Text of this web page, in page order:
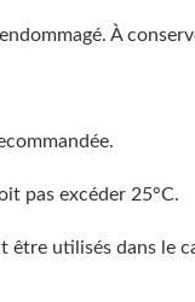
À
pas excéder 25°C.
être utilisés dans le